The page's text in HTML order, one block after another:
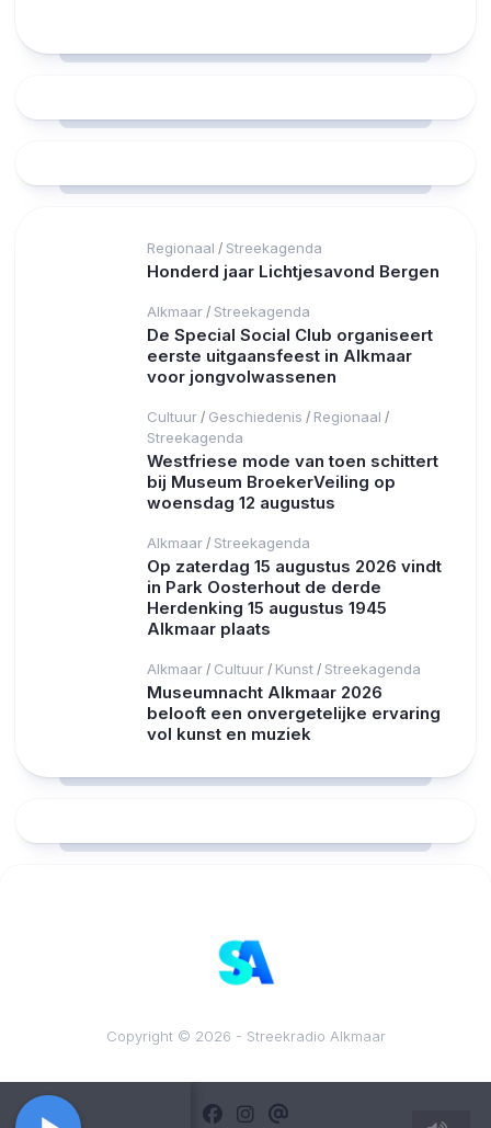
Regionaal / Streekagenda
Honderd jaar Lichtjesavond Bergen
Alkmaar / Streekagenda
De Special Social Club organiseert
eerste uitgaansfeest in Alkmaar
voor jongvolwassenen
Cultuur / Geschiedenis / Regionaal /
Streekagenda
Westfriese mode van toen schittert
bij Museum BroekerVeiling op
woensdag 12 augustus
Alkmaar / Streekagenda
Op zaterdag 15 augustus 2026 vindt
in Park Oosterhout de derde
Herdenking 15 augustus 1945
Alkmaar plaats
Alkmaar / Cultuur / Kunst / Streekagenda
Museumnacht Alkmaar 2026
belooft een onvergetelijke ervaring
vol kunst en muziek
Copyright © 2026 - Streekradio Alkmaar